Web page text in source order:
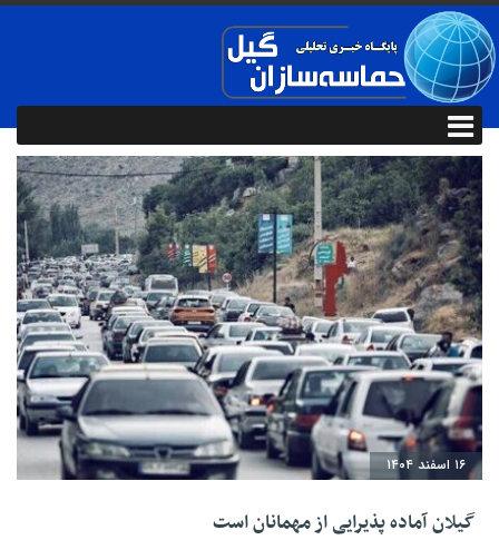
۱۶ اسفند ۱۴۰۴
گیلان آماده پذیرایی‌ از مهمانان است